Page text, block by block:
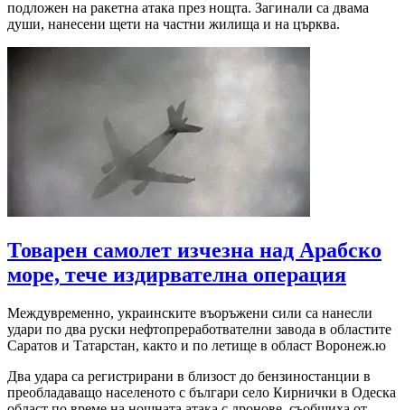
подложен на ракетна атака през нощта. Загинали са двама
души, нанесени щети на частни жилища и на църква.
Товарен самолет изчезна над Арабско
море, тече издирвателна операция
Междувременно, украинските въоръжени сили са нанесли
удари по два руски нефтопреработвателни завода в областите
Саратов и Татарстан, както и по летище в област Воронеж.ю
Два удара са регистрирани в близост до бензиностанции в
преобладаващо населеното с българи село Кирнички в Одеска